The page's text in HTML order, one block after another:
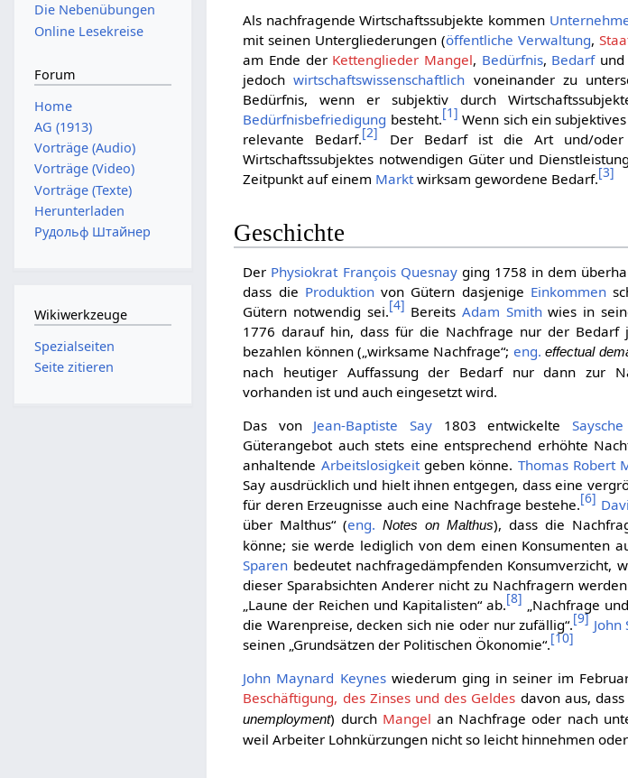
Als nachfragende Wirtschaftssubjekte kommen
mit seinen Untergliederungen (öffentliche Verwaltung,
am Ende der Kettenglieder Mangel, Bedürfnis, Bedarfund
jedochwirtschaftswissenschaftlich voneinander zu
Bedürfnis, wenn er subjektiv durch
Bedürfnisbefriedigung besteht.[1] Wenn sich ein
relevante Bedarf.[2]
Der Bedarf ist die Art und/oder
Wirtschaftssubjektes notwendigen Güter und
Zeitpunkt auf einem Markt wirksam gewordene Bedarf.[3]
Geschichte
Der Physiokrat François Quesnayging 1758 in dem
dass die Produktionvon Gütern dasjenige Einkommen
Gütern notwendig sei.[4] BereitsAdam Smithwies in
1776 darauf hin, dass für die Nachfrage nur der Bedarf
bezahlen können („wirksame Nachfrage“; eng. effectual
nach heutiger Auffassung der Bedarf nur dann zur
vorhanden ist und auch eingesetzt wird.
Das von Jean-Baptiste Say 1803 entwickelte
Güterangebot auch stets eine entsprechend erhöhte
anhaltende Arbeitslosigkeitgeben könne. Thomas Robert
Say ausdrücklich und hielt ihnen entgegen, dass eine
für deren Erzeugnisse auch eine Nachfrage bestehe.[6]
über Malthus“ (eng. Notes on Malthus), dass die
könne; sie werde lediglich von dem einen Konsumenten
Sparen bedeutet nachfragedämpfenden Konsumverzicht,
dieser Sparabsichten Anderer nicht zu Nachfragern
„Laune der Reichen und Kapitalisten“ ab.[8] „Nachfrage
die Warenpreise, decken sich nie oder nur zufällig“.[9]
seinen „Grundsätzen der Politischen Ökonomie“.[10]
John Maynard Keyneswiederum ging in seiner im
Beschäftigung, des Zinses und des Geldes davon aus,
unemployment) durch Mangel an Nachfrage oder nach
weil Arbeiter Lohnkürzungen nicht so leicht hinnehmen
Die Nebenübungen
Online Lesekreise
Forum
Home
AG (1913)
Vorträge (Audio)
Vorträge (Video)
Vorträge (Texte)
Herunterladen
Рудольф Штайнер
Wikiwerkzeuge
Spezialseiten
Seite zitieren